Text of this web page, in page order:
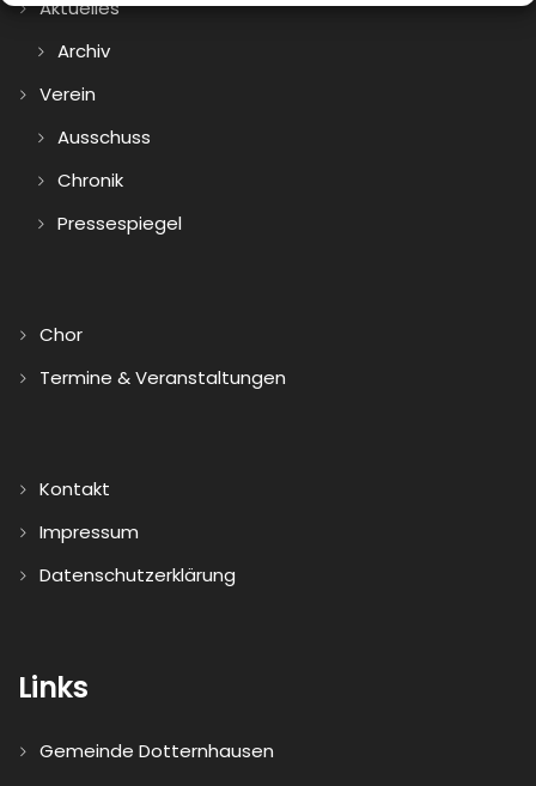
Aktuelles
Archiv
Verein
Ausschuss
Chronik
Pressespiegel
Chor
Termine & Veranstaltungen
Kontakt
Impressum
Datenschutzerklärung
Links
Gemeinde Dotternhausen